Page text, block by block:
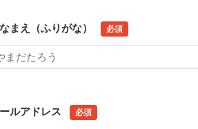
まえ（ふりがな） 必須
ルアドレス 必須